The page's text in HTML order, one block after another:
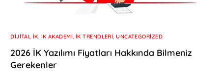
DIJITAL İK İK AKADEMI ,İK TRENDLERI ,UNCATEGORIZED
2026 İK Yazılımı Fiyatları Hakkında Bilmeniz
Gerekenler